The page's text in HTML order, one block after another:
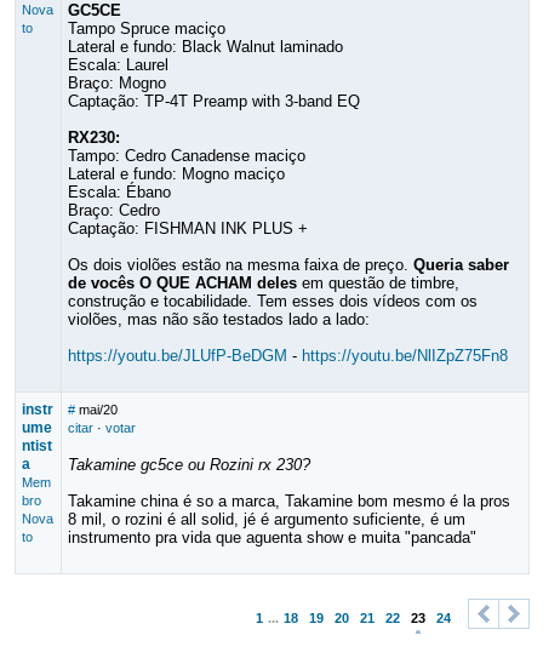
Nova
to
GC5CE
Tampo Spruce maciço
Lateral e fundo: Black Walnut laminado
Escala: Laurel
Braço: Mogno
Captação: TP-4T Preamp with 3-band EQ
RX230:
Tampo: Cedro Canadense maciço
Lateral e fundo: Mogno maciço
Escala: Ébano
Braço: Cedro
Captação: FISHMAN INK PLUS +
Os dois violões estão na mesma faixa de preço. Queria saber
de vocês O QUE ACHAM delesem questão de timbre,
construção e tocabilidade. Tem esses dois vídeos com os
violões, mas não são testados lado a lado:
https://youtu.be/JLUfP-BeDGM - https://youtu.be/NlIZpZ75Fn8
instr
ume
ntist
a
Mem
bro
Nova
to
# mai/20
citar· votar
Takamine gc5ce ou Rozini rx 230?
Takamine china é so a marca, Takamine bom mesmo é la pros
8 mil, o rozini é all solid, jé é argumento suficiente, é um
instrumento pra vida que aguenta show e muita "pancada"
1 ... 18 19 20 21 22 23 24
< >